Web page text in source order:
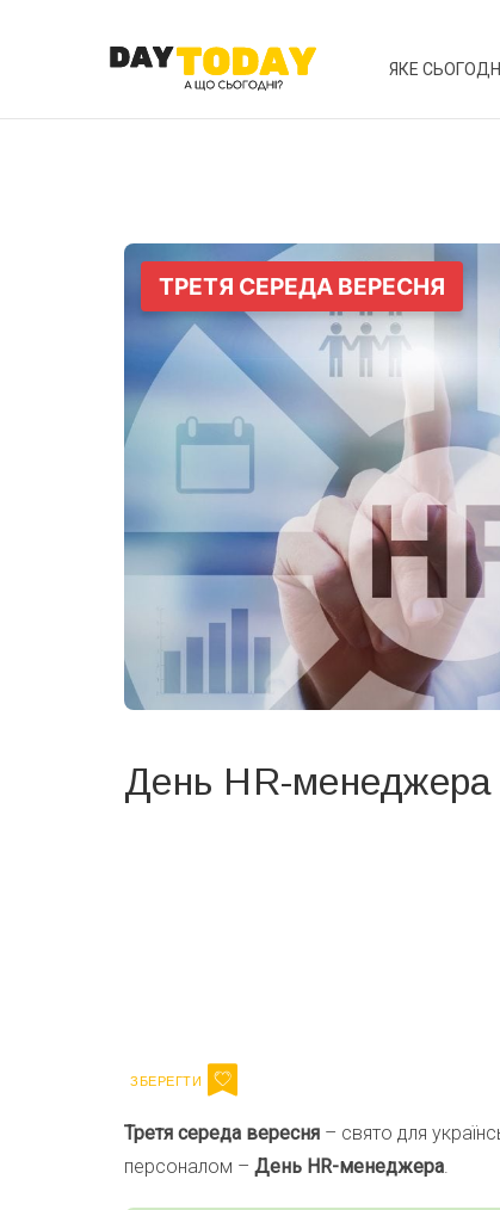
ЯКЕ
День HR-менеджера
Третя середа вересня – свято для
персоналом – День HR-менеджера.